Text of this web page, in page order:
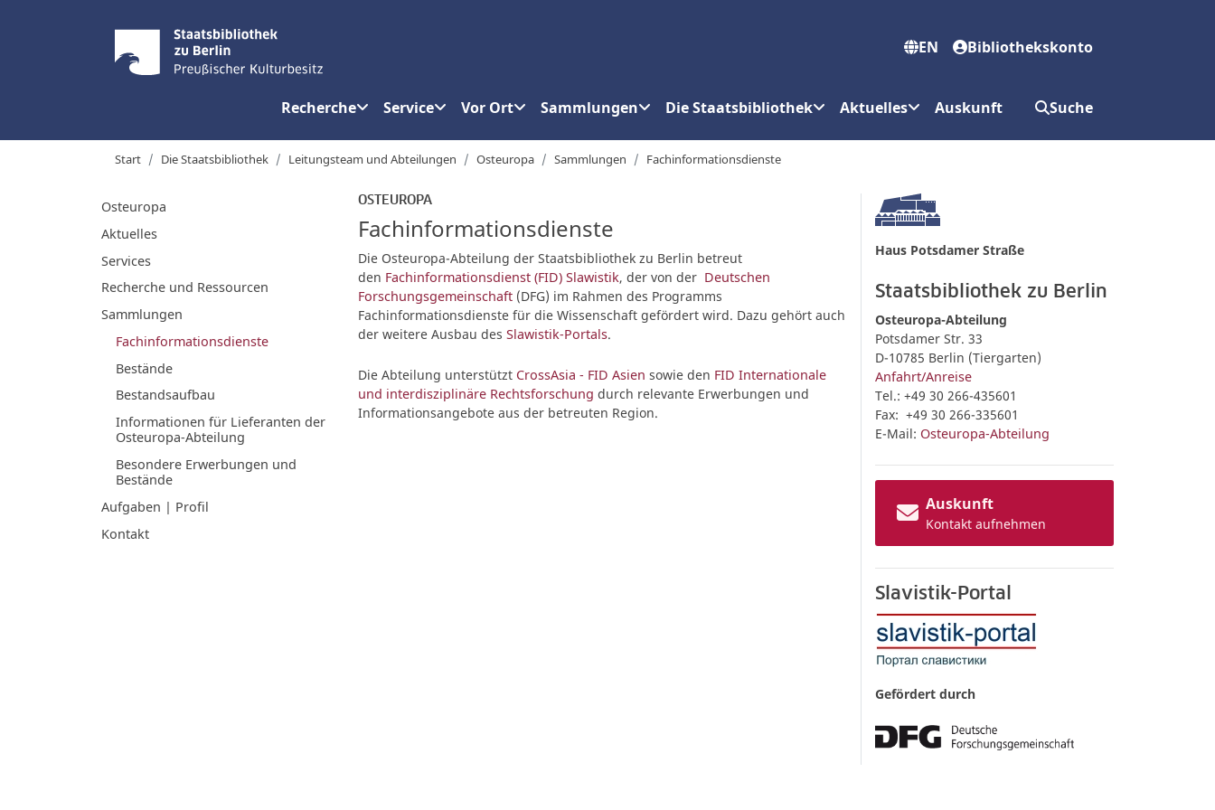
EN Bibliothekskonto
Recherche Service Vor Ort Sammlungen Die Staatsbibliothek Aktuelles Auskunft Suche
Start Die Staatsbibliothek Leitungsteam und Abteilungen Osteuropa Sammlungen Fachinformationsdienste
Osteuropa
Aktuelles
Services
Recherche und Ressourcen
Sammlungen
Fachinformationsdienste
Bestände
Bestandsaufbau
Informationen für Lieferanten der
Osteuropa-Abteilung
Besondere Erwerbungen und
Bestände
Aufgaben | Profil
Kontakt
OSTEUROPA
Fachinformationsdienste
Die Osteuropa-Abteilung der Staatsbibliothek zu Berlin betreut
den Fachinformationsdienst (FID) Slawistik, der von der Deutschen
Forschungsgemeinschaft (DFG) im Rahmen des Programms
Fachinformationsdienste für die Wissenschaft gefördert wird. Dazu gehört auch
der weitere Ausbau des Slawistik-Portals.
Die Abteilung unterstützt CrossAsia - FID Asien sowie den FID Internationale
und interdisziplinäre Rechtsforschung durch relevante Erwerbungen und
Informationsangebote aus der betreuten Region.
Haus Potsdamer Straße
Staatsbibliothek zu Berlin
Osteuropa-Abteilung
Potsdamer Str. 33
D-10785 Berlin (Tiergarten)
Anfahrt/Anreise
Tel.: +49 30 266-435601
Fax: +49 30 266-335601
E-Mail: Osteuropa-Abteilung
Auskunft
Kontakt aufnehmen
Slavistik-Portal
Gefördert durch